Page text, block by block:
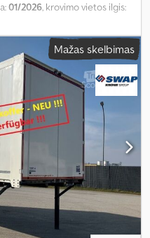
01/2026, krovimo vietos ilgis:
56 m³, bendras plotis:
, Gamybos metai:2026,
Mažas skelbimas